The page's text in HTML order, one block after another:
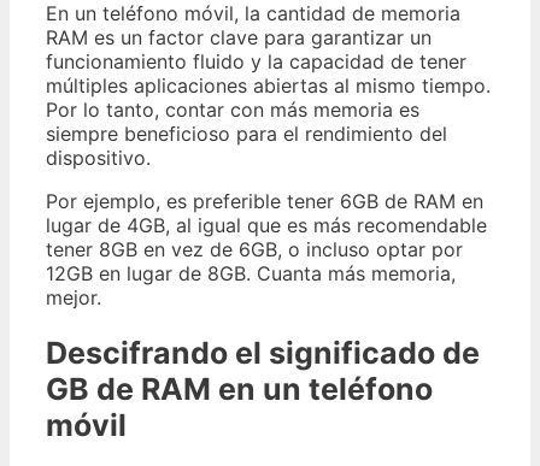
En un teléfono móvil, la cantidad de memoria
RAM es un factor clave para garantizar un
funcionamiento fluido y la capacidad de tener
múltiples aplicaciones abiertas al mismo tiempo.
Por lo tanto, contar con más memoria es
siempre beneficioso para el rendimiento del
dispositivo.
Por ejemplo, es preferible tener 6GB de RAM en
lugar de 4GB, al igual que es más recomendable
tener 8GB en vez de 6GB, o incluso optar por
12GB en lugar de 8GB. Cuanta más memoria,
mejor.
Descifrando el significado de
GB de RAM en un teléfono
móvil